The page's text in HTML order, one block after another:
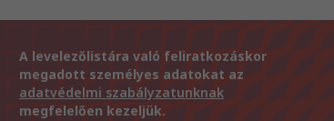
A levelezőlistára való feliratkozáskor
megadott személyes adatokat az
adatvédelmi szabályzatunknak
megfelelően kezeljük.